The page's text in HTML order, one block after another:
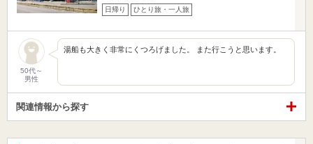
日帰り ひとり旅・一人旅
50代～
男性
湯船も大きく非常にくつろげました。 また行こうと思います。
関連情報から探す